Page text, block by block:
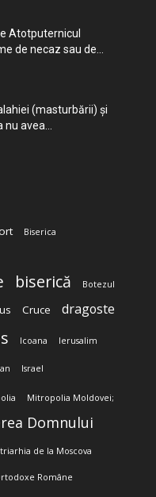
Atotputernicul
de necaz sau de...
(masturbării) şi
nu avea...
Biserica
biserică Botezul
Cruce dragoste
Icoana Ierusalim
Israel
Mitropolia Moldovei;
Domnului
de la Moscova
Române